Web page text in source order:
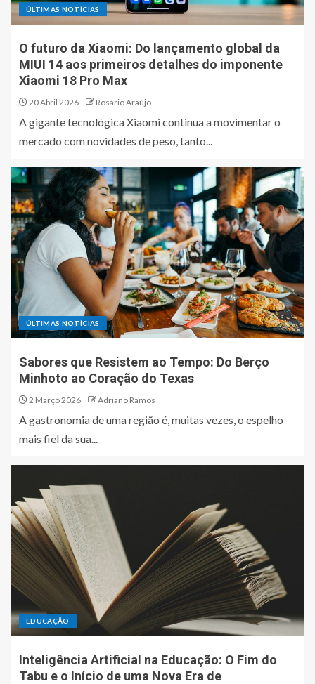
ÚLTIMAS NOTÍCIAS
O futuro da Xiaomi: Do lançamento global da
MIUI 14 aos primeiros detalhes do imponente
Xiaomi 18 Pro Max
20 Abril 2026 Rosário Araújo
A gigante tecnológica Xiaomi continua a movimentar o
mercado com novidades de peso, tanto...
ÚLTIMAS NOTÍCIAS
Sabores que Resistem ao Tempo: Do Berço
Minhoto ao Coração do Texas
2 Março 2026 Adriano Ramos
A gastronomia de uma região é, muitas vezes, o espelho
mais fiel da sua...
EDUCAÇÃO
Inteligência Artificial na Educação: O Fim do
Tabu e o Início de uma Nova Era de